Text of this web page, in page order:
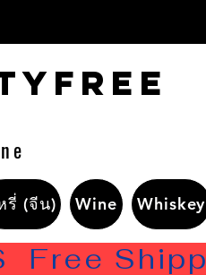
รี่ (จีน) Wine Whiskey